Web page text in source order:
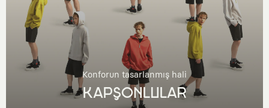
Konforun tasarlanmış hali
KAPŞONLULAR